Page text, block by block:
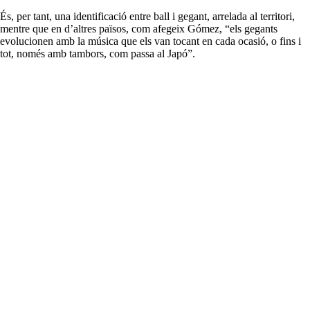
És, per tant, una identificació entre ball i gegant, arrelada al territori,
mentre que en d’altres països, com afegeix Gómez, “els gegants
evolucionen amb la música que els van tocant en cada ocasió, o fins i
tot, només amb tambors, com passa al Japó”.